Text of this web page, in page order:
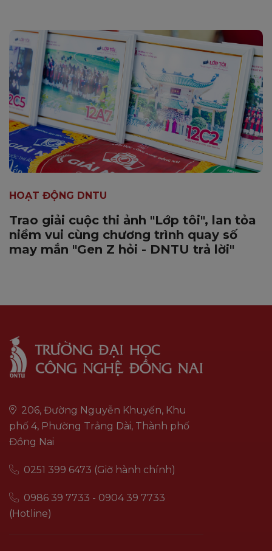
HOẠT ĐỘNG DNTU
Trao giải cuộc thi ảnh "Lớp tôi", lan tỏa
niềm vui cùng chương trình quay số
may mắn "Gen Z hỏi - DNTU trả lời"
206, Đường Nguyễn Khuyến, Khu
phố 4, Phường Trảng Dài, Thành phố
Đồng Nai
0251 399 6473 (Giờ hành chính)
0986 39 7733 - 0904 39 7733
(Hotline)